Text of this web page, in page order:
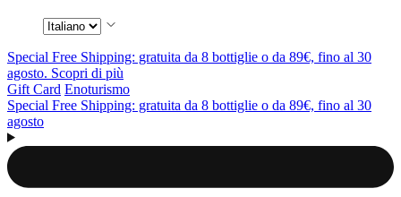
Special Free Shipping: gratuita da 8 bottiglie o da 89€, fino al 30
agosto. Scopri di più
Gift Card Enoturismo
Special Free Shipping: gratuita da 8 bottiglie o da 89€, fino al 30
agosto